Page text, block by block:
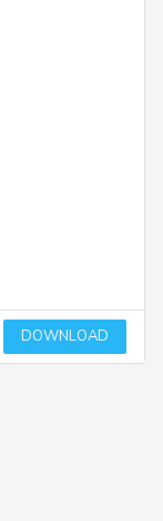
DOWNLOAD